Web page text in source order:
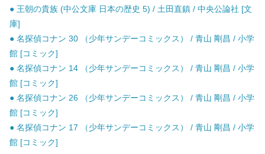
● 王朝の貴族 (中公文庫 日本の歴史 5) / 土田直鎮 / 中央公論社 [文
庫]
● 名探偵コナン 30 （少年サンデーコミックス） / 青山 剛昌 / 小学
館 [コミック]
● 名探偵コナン 14 （少年サンデーコミックス） / 青山 剛昌 / 小学
館 [コミック]
● 名探偵コナン 26 （少年サンデーコミックス） / 青山 剛昌 / 小学
館 [コミック]
● 名探偵コナン 17 （少年サンデーコミックス） / 青山 剛昌 / 小学
館 [コミック]